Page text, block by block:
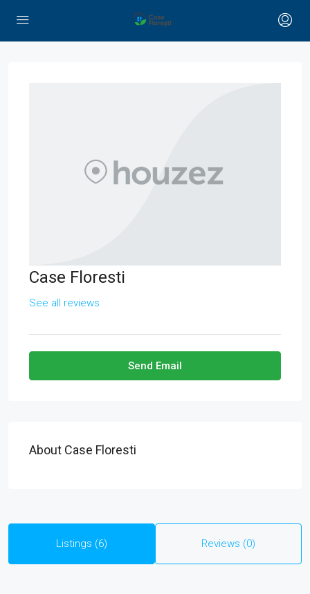
Case Floresti
See all reviews
Send Email
About Case Floresti
Listings (6) Reviews (0)